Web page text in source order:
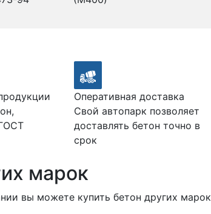
Оперативная доставка
Свой автопарк позволяет
доставлять бетон точно в
срок
марок
вы можете купить бетон других марок